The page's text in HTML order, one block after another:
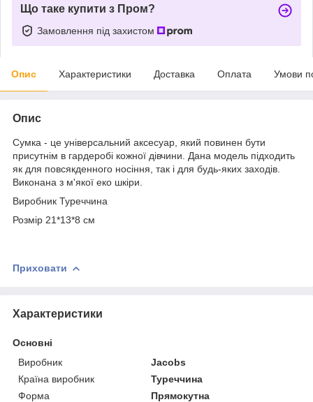
Що таке купити з Пром?
Замовлення під захистом
Опис Характеристики Доставка Оплата Умови
Опис
Сумка - це універсальний аксесуар, який повинен бути
присутнім в гардеробі кожної дівчини. Дана модель підходить
як для повсякденного носіння, так і для будь-яких заходів.
Виконана з м'якої еко шкіри.
Виробник Туреччина
Розмір 21*13*8 см
Приховати
Характеристики
Основні
Виробник
Jacobs
Країна виробник
Туреччина
Форма
Прямокутна